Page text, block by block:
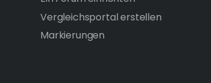
Vergleichsportal erstellen
Markierungen